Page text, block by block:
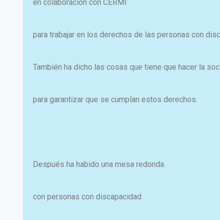
en colaboración con CERMI
para trabajar en los derechos de las personas con
También ha dicho las cosas que tiene que hacer la
para garantizar que se cumplan estos derechos.
Después ha habido una mesa redonda
con personas con discapacidad